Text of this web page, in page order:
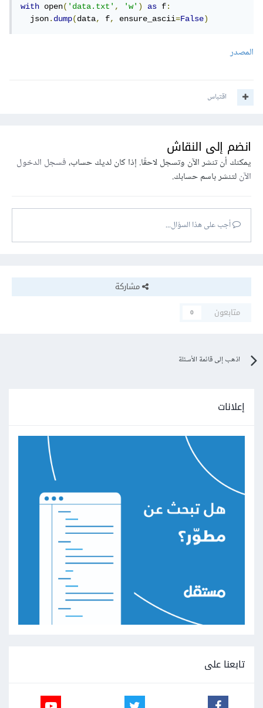
with open('data.txt', 'w') as f:
  json
.dump(data, f, ensure_ascii=False)
المصدر
اقتباس
انضم إلى النقاش
يمكنك أن تنشر الآن وتسجل لاحقًا. إذا كان لديك حساب،فسجل الدخول
الآنلتنشر باسم حسابك.
أجب على هذا السؤال...
مشاركة
متابعون
0
اذهب إلى قائمة الأسئلة
إعلانات
تابعنا على